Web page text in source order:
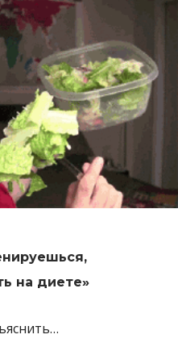
на диете»